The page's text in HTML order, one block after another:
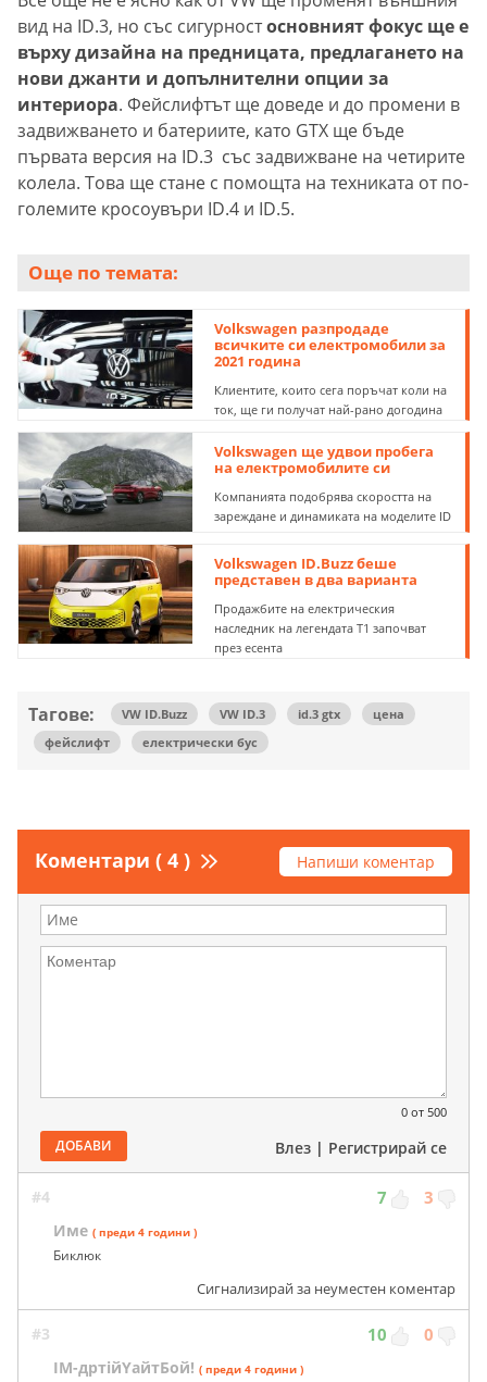
вид на ID.3, но със сигурностосновният фокус ще е
върху дизайна на предницата, предлагането на
нови джанти и допълнителни опции за
интериора. Фейслифтът ще доведе и до промени в
задвижването и батериите, като GTX ще бъде
първата версия на ID.3 със задвижване на четирите
колела. Това ще стане с помощта на техниката от по-
големите кросоувъри ID.4 и ID.5.
Още по темата:
Volkswagen разпродаде
всичките си електромобили за
2021 година
Клиентите, които сега поръчат коли на
ток, ще ги получат най-рано догодина
Volkswagen ще удвои пробега
на електромобилите си
Компанията подобрява скоростта на
зареждане и динамиката на моделите ID
Volkswagen ID.Buzz беше
представен в два варианта
Продажбите на електрическия
наследник на легендата T1 започват
през есента
Тагове: VW ID.Buzz VW ID.3 id.3 gtx
цена
фейслифт
електрически бус
Коментари ( 4 ) Напиши коментар
0 от 500
ДОБАВИ Влез | Регистрирай се
#4 7 3
Име ( преди 4 години )
Биклюк
Сигнализирай за неуместен коментар
#3 10 0
IM-дртiйYайтБoй! ( преди 4 години )